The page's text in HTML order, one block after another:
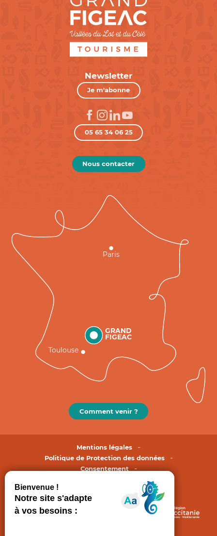
Newsletter
Je m'abonne
05 65 34 06 25
Nous contacter
GRAND
FIGEAC
Toulouse
Paris
Comment venir ?
Mentions légales
Politique de Protection des données
Consentement
Accessibilité : non conforme